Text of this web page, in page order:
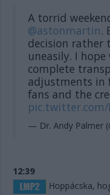
A torrid
@astonmartin.
decision rather
uneasily. I
complete
adjustments in
fans and the
pic.twitter.com/
— Dr. Andy Palmer
12:39
Hoppácska,